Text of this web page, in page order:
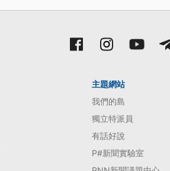
主題網站
我們的島
獨立特派員
有話好說
P#新聞實驗室